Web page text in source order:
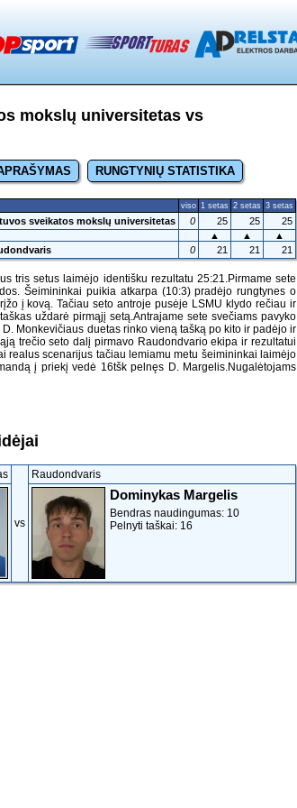
mokslų universitetas vs
RUNGTYNIŲ STATISTIKA
viso 1 setas 2 setas 3 setas
sveikatos mokslų universitetas 0 25 25
25
▲
▲
▲
0 21 21 21
tris setus laimėjo identišku rezultatu 25:21.Pirmame sete
Šeimininkai puikia atkarpa (10:3) pradėjo rungtynes o
į kovą. Tačiau seto antroje pusėje LSMU klydo rečiau ir
uždarė pirmąjį setą.Antrajame sete svečiams pavyko
Monkevičiaus duetas rinko vieną tašką po kito ir padėjo ir
trečio seto dalį pirmavo Raudondvario ekipa ir rezultatui
realus scenarijus tačiau lemiamu metu šeimininkai laimėjo
į priekį vedė 16tšk pelnęs D. Margelis.Nugalėtojams
vs
Raudondvaris
Dominykas Margelis
Bendras naudingumas: 10
Pelnyti taškai: 16